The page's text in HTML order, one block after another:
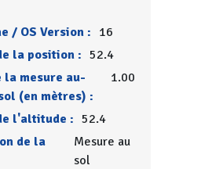
/ OS Version :
16
la position : 52.4
la mesure au-
(en mètres) :
1.00
l'altitude : 52.4
de la
Mesure au
sol